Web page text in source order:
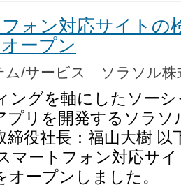
ォン対応サイトの
ープン
ム/サービス ソラソル
ングを軸にしたソー
プリを開発するソラソ
締役社長：福山大樹
マートフォン対応サ
オープンしました。